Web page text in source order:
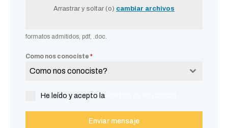
Arrastrar y soltar (o) cambiar archivos
formatos admitidos, pdf, .doc.
Como nos conociste *
Como nos conociste?
He leído y acepto la
Enviar mensaje